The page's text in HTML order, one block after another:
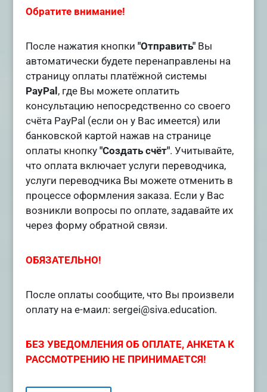
Обратите внимание!
После нажатия кнопки "Отправить"Вы
автоматически будете перенаправлены на
страницу оплаты платёжной системы
PayPal , где Вы можете оплатить
консультацию непосредственно со своего
счёта PayPal (если он у Вас имеется) или
банковской картой нажав на странице
оплаты кнопку "Создать счёт". Учитывайте,
что оплата включает услуги переводчика,
услуги переводчика Вы можете отменить в
процессе оформления заказа. Если у Вас
возникли вопросы по оплате, задавайте их
через форму обратной связи.
ОБЯЗАТЕЛЬНО!
После оплаты сообщите, что Вы произвели
оплату на е-маил: sergei@siva.education.
БЕЗ УВЕДОМЛЕНИЯ ОБ ОПЛАТЕ, АНКЕТА К
РАССМОТРЕНИЮ НЕ ПРИНИМАЕТСЯ!